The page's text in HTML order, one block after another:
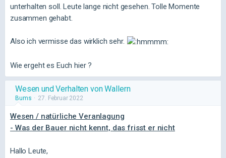
unterhalten soll. Leute lange nicht gesehen. Tolle Momente
zusammen gehabt.
Also ich vermisse das wirklich sehr.
Wie ergeht es Euch hier ?
Wesen und Verhalten von Wallern
Bums 27. Februar 2022
Wesen / natürliche Veranlagung
- Was der Bauer nicht kennt, das frisst er nicht
Hallo Leute,